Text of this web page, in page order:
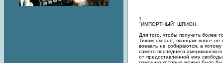
1.
"ИМПОРТНЫЙ" ШПИОН.
Для того, чтобы получить более
Тихом океане, японцам вовсе не
воевать не собираются, а
самого последнего
от предоставленной ему